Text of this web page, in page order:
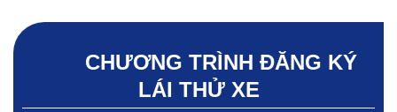
CHƯƠNG TRÌNH ĐĂNG KÝ
LÁI THỬ XE